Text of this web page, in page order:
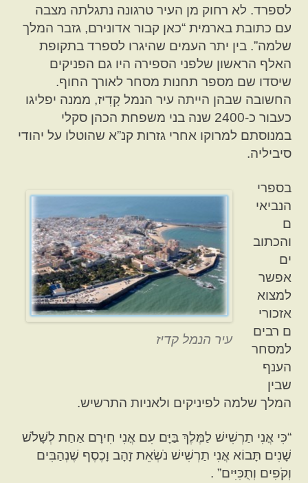
לספרד. לא רחוק מן העיר טרגונה נתגלתה מצבה
עם כתובת בארמית “כאן קבור אדונירם, גזבר המלך
שלמה”. בין יתר העמים שהיגרו לספרד בתקופת
האלף הראשון שלפני הספירה היו גם הפניקים
שיסדו שם מספר תחנות מסחר לאורך החוף.
החשובה שבהן הייתה עיר הנמל קָדִיז, ממנה יפליגו
כעבור כ-2400 שנה בני משפחת הכהן סקלי
במנוסתם למרוקו אחרי גזרות קנ”א שהוטלו על יהודי
סיביליה.
עיר הנמל קדיז
בספרי
הנביאי
ם
והכתוב
ים
אפשר
למצוא
אזכורי
ם רבים
למסחר
הענף
שבין
המלך שלמה לפיניקים ולאניות התרשיש.
“כִּי אֳנִי תַרְשִׁישׁ לַמֶּלֶךְ בַּיָּם עִם אֳנִי חִירָם אַחַת לְשָׁלֹשׁ
שָׁנִים תָּבוֹא אֳנִי תַרְשִׁישׁ נֹשְׂאֵת זָהָב וָכֶסֶף שֶׁנְהַבִּים
וְקֹפִים וְתֻכִּיִּים” .